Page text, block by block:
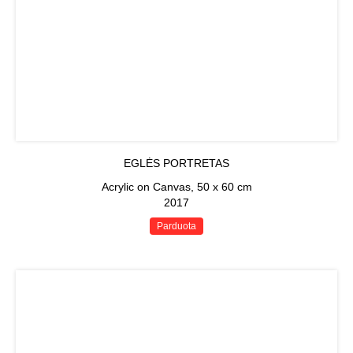
EGLĖS PORTRETAS
Acrylic on Canvas, 50 x 60 cm
2017
Parduota